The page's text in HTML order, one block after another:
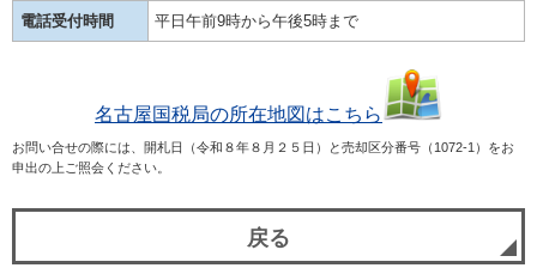
電話受付時間 平日午前9時から午後5時まで
名古屋国税局の所在地図はこちら
お問い合せの際には、開札日（令和８年８月２５日）と売却区分番号（1072-1）をお
申出の上ご照会ください。
戻る